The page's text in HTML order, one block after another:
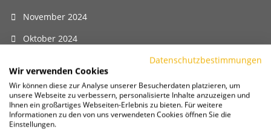
November 2024
Oktober 2024
August 2024
Juli 2024
Juni 2024
Datenschutzbestimmungen
Wir verwenden Cookies
Wir können diese zur Analyse unserer Besucherdaten platzieren, um
unsere Webseite zu verbessern, personalisierte Inhalte anzuzeigen und
Ihnen ein großartiges Webseiten-Erlebnis zu bieten. Für weitere
Informationen zu den von uns verwendeten Cookies öffnen Sie die
Einstellungen.